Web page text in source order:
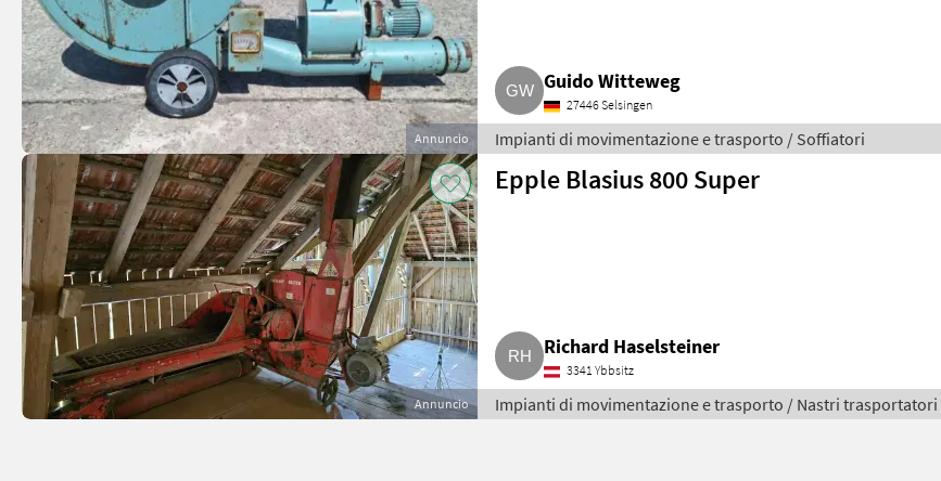
Annuncio
Guido Witteweg
27446 Selsingen
Impianti di movimentazione e trasporto / Soffiatori
Annuncio
Epple Blasius 800 Super
Richard Haselsteiner
3341 Ybbsitz
Impianti di movimentazione e trasporto / Nastri trasportatori